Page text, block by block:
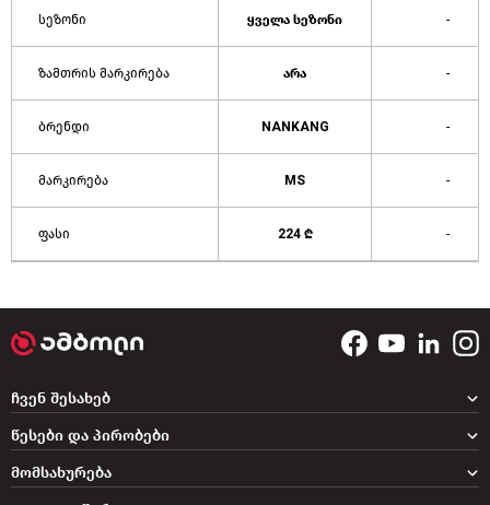
სეზონი ყველა სეზონი -
ზამთრის მარკირება არა -
ბრენდი NANKANG -
მარკირება MS -
ფასი 224 ₾ -
ჩვენ შესახებ
წესები და პირობები
მომსახურება